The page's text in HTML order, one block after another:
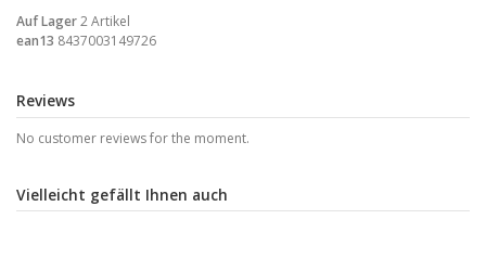
Auf Lager2 Artikel
ean13 8437003149726
Reviews
No customer reviews for the moment.
Vielleicht gefällt Ihnen auch